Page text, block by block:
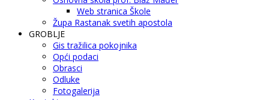
Web stranica Škole
Župa Rastanak svetih apostola
GROBLJE
Gis tražilica pokojnika
Opći podaci
Obrasci
Odluke
Fotogalerija